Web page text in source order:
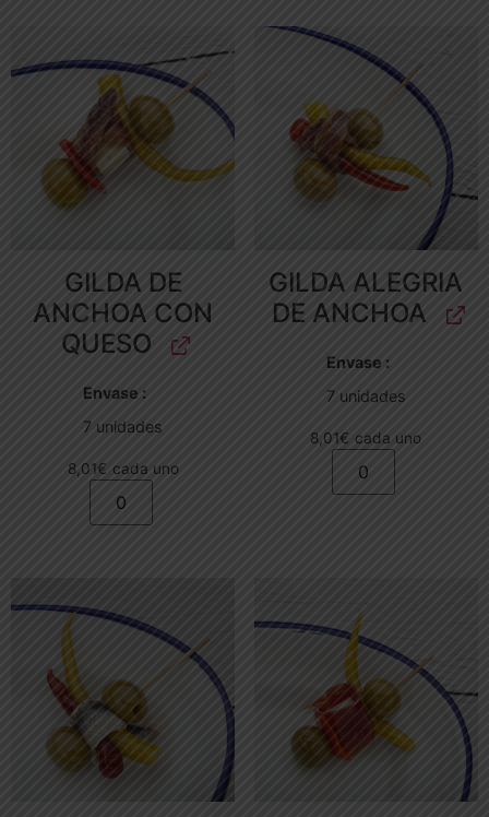
GILDA DE
ANCHOA CON
QUESO
Envase
7 unidades
8,01€ cada uno
GILDA ALEGRIA
DE ANCHOA
Envase
7 unidades
8,01€ cada uno